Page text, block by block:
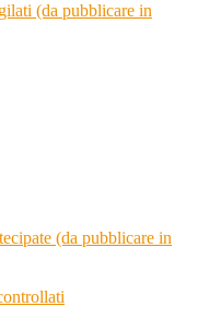
(da pubblicare in
(da pubblicare in